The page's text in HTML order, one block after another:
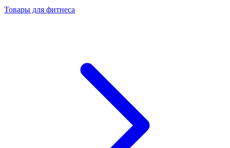
Товары для фитнеса